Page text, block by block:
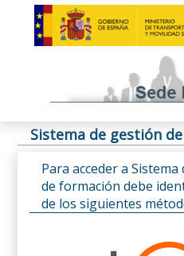
Sistema de gestión
Para acceder a
de formación debe
de los siguientes